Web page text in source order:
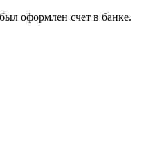
оформлен счет в банке.